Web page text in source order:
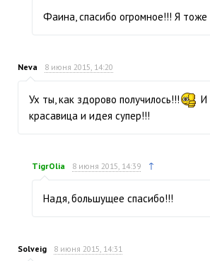
Фаина, спасибо огромное!!! Я
Neva 8 июня 2015, 14:20
Ух ты, как здорово получилось!!!
И
красавица и идея супер!!!
TigrOlia 8 июня 2015, 14:39 ↑
Надя, большущее спасибо!!!
Solveig 8 июня 2015, 14:31